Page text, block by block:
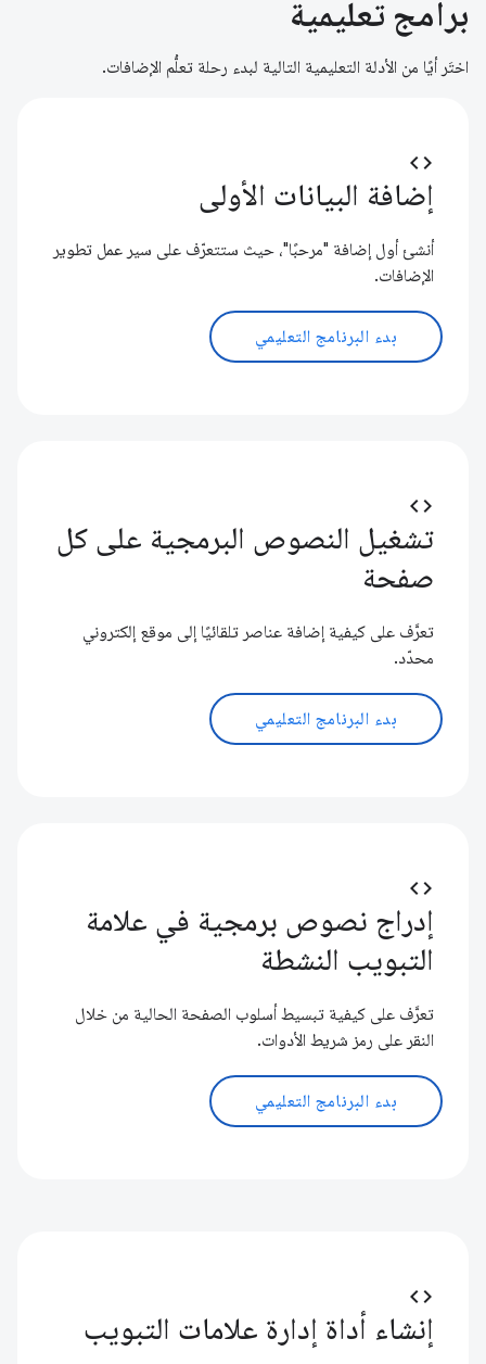
برامج تعليمية
اختَر أيًا من الأدلة التعليمية التالية لبدء رحلة تعلُّم الإضافات.
code
إضافة البيانات الأولى
أنشئ أول إضافة "مرحبًا"، حيث ستتعرّف على سير عمل تطوير
الإضافات.
بدء البرنامج التعليمي
code
تشغيل النصوص البرمجية على كل
صفحة
تعرَّف على كيفية إضافة عناصر تلقائيًا إلى موقع إلكتروني
محدّد.
بدء البرنامج التعليمي
code
إدراج نصوص برمجية في علامة
التبويب النشطة
تعرَّف على كيفية تبسيط أسلوب الصفحة الحالية من خلال
النقر على رمز شريط الأدوات.
بدء البرنامج التعليمي
code
إنشاء أداة إدارة علامات التبويب